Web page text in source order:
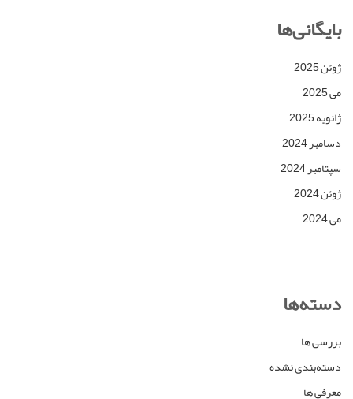
بایگانی‌ها
ژوئن 2025
می 2025
ژانویه 2025
دسامبر 2024
سپتامبر 2024
ژوئن 2024
می 2024
دسته‌ها
بررسی ها
دسته‌بندی نشده
معرفی ها